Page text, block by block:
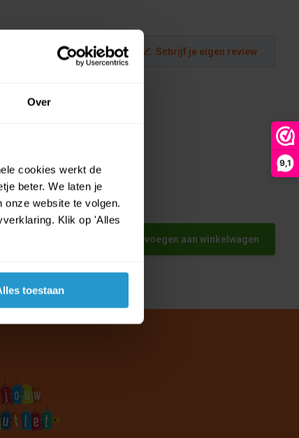
Over
cookies werkt de
beter. We laten je
onze website te volgen.
Klik op 'Alles
toestaan
9,1
Schrijf je eigen review
Toevoegen aan winkelwagen